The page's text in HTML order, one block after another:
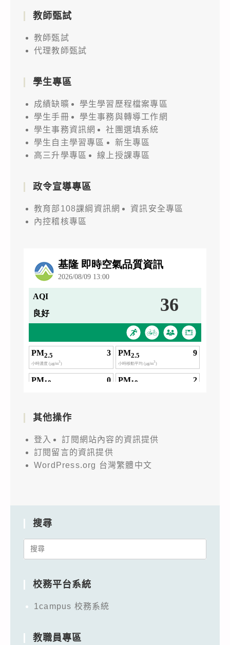
教師甄試
教師甄試
代理教師甄試
學生專區
成績缺曠
學生學習歷程檔案專區
學生手冊
學生事務與轉導工作網
學生事務資訊網
社團選填系統
學生自主學習專區
新生專區
高三升學專區
線上授課專區
政令宣導專區
教育部108課綱資訊網
資訊安全專區
內控稽核專區
其他操作
登入
訂閱網站內容的資訊提供
訂閱留言的資訊提供
WordPress.org 台灣繁體中文
搜尋
Search
校務平台系統
1campus 校務系統
教職員專區